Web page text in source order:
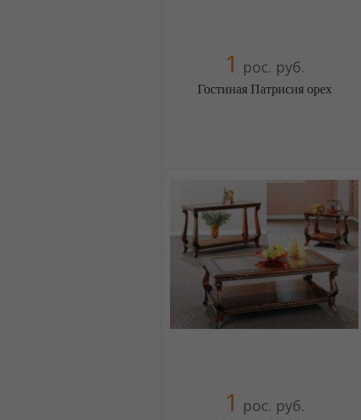
1 рос. руб.
Гостиная Патрисия орех
, 100% положительных
Компания верифицирована
+38(044) 2298919
+38(067) 4454541
1 рос. руб.